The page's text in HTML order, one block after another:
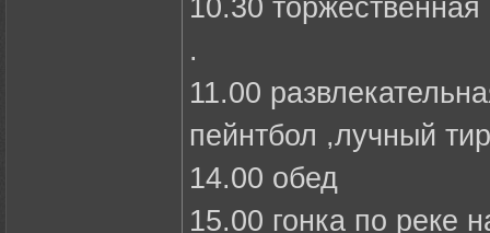
10.30
.
11.00
пейнтбол ,лучный
14.00 обед
15.00 гонка по реке